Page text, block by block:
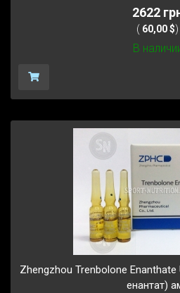
2622
( 60,00 $)
В
Zhengzhou Trenbolone Enanthate
енантат)